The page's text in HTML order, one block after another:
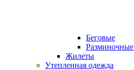
Беговые
Разминочные
Жилеты
Утепленная одежда